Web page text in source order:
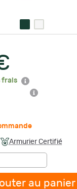
frais
Armurier Certifié
au panier